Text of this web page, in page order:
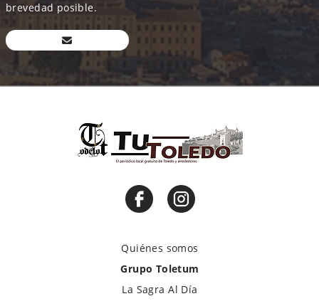
brevedad posible.
Quiénes somos
Grupo Toletum
La Sagra Al Día